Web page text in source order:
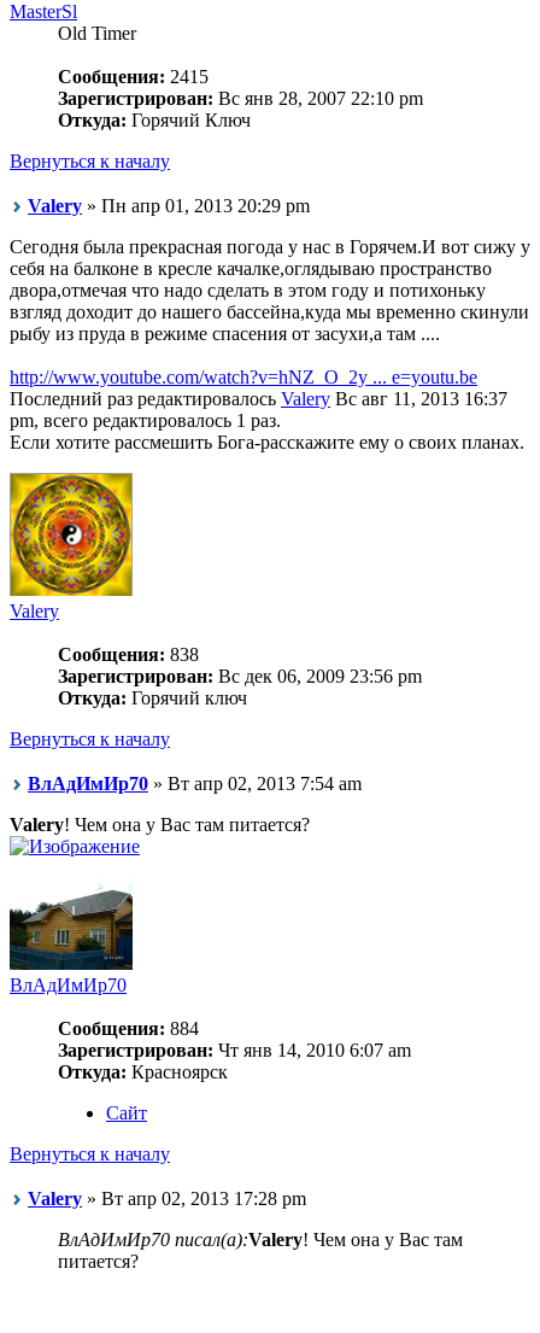
MasterSl
Old Timer
Сообщения: 2415
Зарегистрирован: Вс янв 28, 2007 22:10 pm
Откуда: Горячий Ключ
Вернуться к началу
Valery » Пн апр 01, 2013 20:29 pm
Сегодня была прекрасная погода у нас в Горячем.И вот сижу у
себя на балконе в кресле качалке,оглядываю пространство
двора,отмечая что надо сделать в этом году и потихоньку
взгляд доходит до нашего бассейна,куда мы временно скинули
рыбу из пруда в режиме спасения от засухи,а там ....
http://www.youtube.com/watch?v=hNZ_O_2y ... e=youtu.be
Последний раз редактировалось Valery Вс авг 11, 2013 16:37
pm, всего редактировалось 1 раз.
Если хотите рассмешить Бога-расскажите ему о своих планах.
Valery
Сообщения: 838
Зарегистрирован: Вс дек 06, 2009 23:56 pm
Откуда: Горячий ключ
Вернуться к началу
ВлАдИмИр70 » Вт апр 02, 2013 7:54 am
Valery! Чем она у Вас там питается?
ВлАдИмИр70
Сообщения: 884
Зарегистрирован: Чт янв 14, 2010 6:07 am
Откуда: Красноярск
Сайт
Вернуться к началу
Valery » Вт апр 02, 2013 17:28 pm
ВлАдИмИр70 писал(а):Valery! Чем она у Вас там
питается?